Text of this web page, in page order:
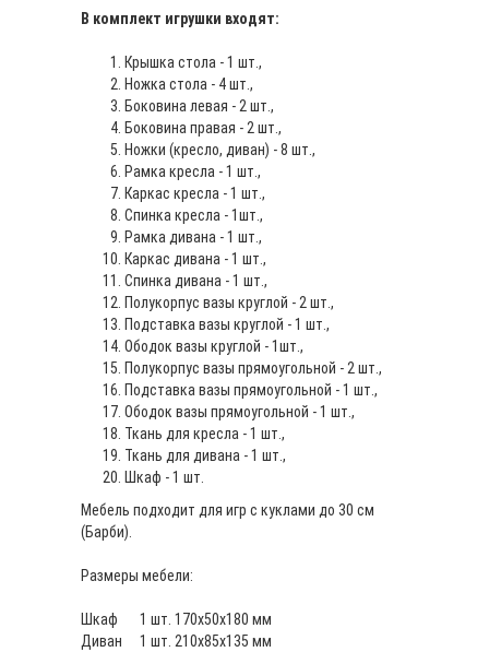
В комплект игрушки входят:
Крышка стола - 1 шт.,
Ножка стола - 4 шт.,
Боковина левая - 2 шт.,
Боковина правая - 2 шт.,
Ножки (кресло, диван) - 8 шт.,
Рамка кресла - 1 шт.,
Каркас кресла - 1 шт.,
Спинка кресла - 1шт.,
Рамка дивана - 1 шт.,
Каркас дивана - 1 шт.,
Спинка дивана - 1 шт.,
Полукорпус вазы круглой - 2 шт.,
Подставка вазы круглой - 1 шт.,
Ободок вазы круглой - 1шт.,
Полукорпус вазы прямоугольной - 2 шт.,
Подставка вазы прямоугольной - 1 шт.,
Ободок вазы прямоугольной - 1 шт.,
Ткань для кресла - 1 шт.,
Ткань для дивана - 1 шт.,
Шкаф - 1 шт.
Мебель подходит для игр с куклами до 30 см
(Барби).
Размеры мебели:
Шкаф 1 шт. 170х50х180 мм
Диван
1 шт. 210х85х135 мм